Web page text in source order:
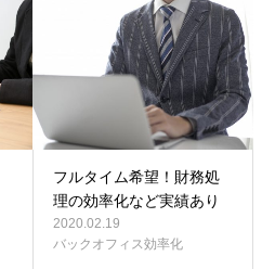
フルタイム希望！財務処
理の効率化など実績あり
2020.02.19
バックオフィス効率化